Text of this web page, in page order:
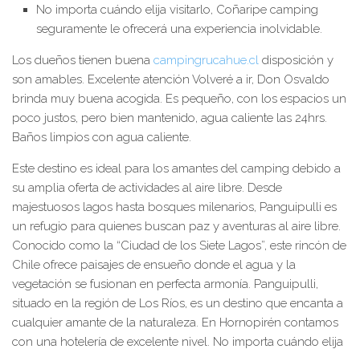
No importa cuándo elija visitarlo, Coñaripe camping
seguramente le ofrecerá una experiencia inolvidable.
Los dueños tienen buena campingrucahue.cl disposición y
son amables. Excelente atención Volveré a ir, Don Osvaldo
brinda muy buena acogida. Es pequeño, con los espacios un
poco justos, pero bien mantenido, agua caliente las 24hrs.
Baños limpios con agua caliente.
Este destino es ideal para los amantes del camping debido a
su amplia oferta de actividades al aire libre. Desde
majestuosos lagos hasta bosques milenarios, Panguipulli es
un refugio para quienes buscan paz y aventuras al aire libre.
Conocido como la “Ciudad de los Siete Lagos”, este rincón de
Chile ofrece paisajes de ensueño donde el agua y la
vegetación se fusionan en perfecta armonía. Panguipulli,
situado en la región de Los Ríos, es un destino que encanta a
cualquier amante de la naturaleza. En Hornopirén contamos
con una hotelería de excelente nivel. No importa cuándo elija